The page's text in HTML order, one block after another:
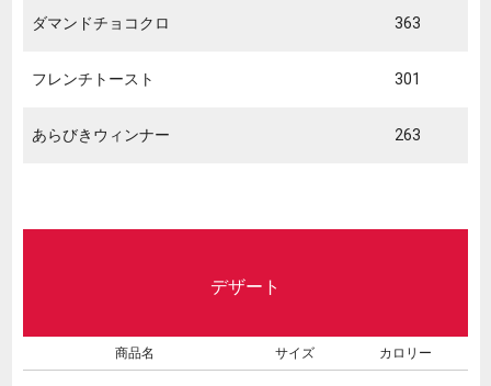
ダマンドチョコクロ 363
フレンチトースト 301
あらびきウィンナー 263
デザート
商品名 サイズ カロリー